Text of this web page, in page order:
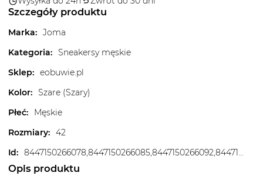
Szczegóły produktu
Marka: Joma
Kategoria: Sneakersy męskie
Sklep: eobuwie.pl
Kolor: Szare (Szary)
Płeć:
Męskie
Rozmiary: 42
Id: 8447150266078,8447150266085,8447150266092,8447150266108,8447150266115,8447150266122,8447150266139
Opis produktu